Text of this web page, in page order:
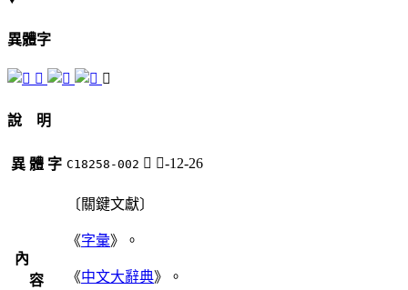
異體字
𪖧 𪖽
說 明
異 體 字 C18258-002 𪖽 鼻-12-26
內
容
〔關鍵文獻〕
《字彙》。
《中文大辭典》。